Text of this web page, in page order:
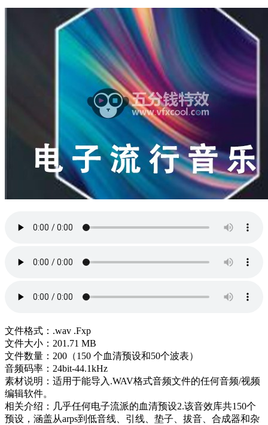
文件格式：.wav .Fxp
文件大小：201.71 MB
文件数量：200（150 个血清预设和50个波表）
音频码率：24bit-44.1kHz
素材说明：适用于能导入.WAV格式音频文件的任何音频/视频
编辑软件。
相关介绍：几乎任何电子流派的血清预设2.该音效库共150个
预设，涵盖从arps到低音线、引线、垫子、拔音、合成器和杂